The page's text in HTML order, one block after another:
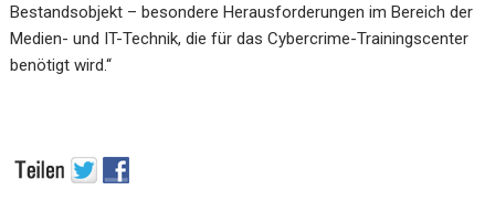
Bestandsobjekt – besondere Herausforderungen im Bereich der
Medien- und IT-Technik, die für das Cybercrime-Trainingscenter
benötigt wird.“